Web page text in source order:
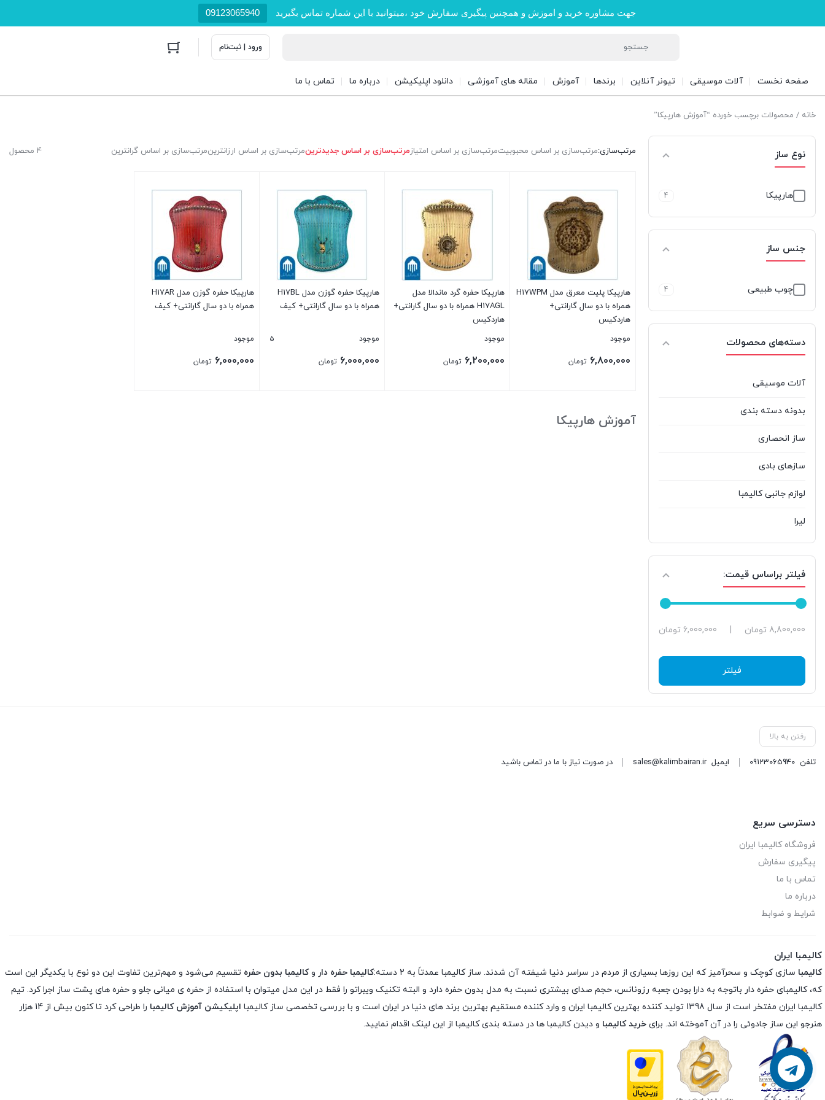
جهت مشاوره خرید و اموزش و همچنین پیگیری سفارش خود ،میتوانید با این شماره تماس بگیرید 09123065940
ورود | ثبت‌نام
صفحه نخست آلات موسیقی تیونر آنلاین برندها آموزش مقاله های آموزشی دانلود اپلیکیشن درباره ما تماس با ما
خانه / محصولات برچسب خورده “آموزش هارپیکا”
نوع ساز
هارپیکا 4
جنس ساز
چوب طبیعی 4
دسته‌های محصولات
آلات موسیقی
بدونه دسته بندی
ساز انحصاری
سازهای بادی
لوازم جانبی کالیمبا
لیرا
فیلتر براساس قیمت:
حداقل
حداکثر
6,000,000 تومان | 8,800,000 تومان
فیلتر
4 محصول مرتب‌سازی:مرتب‌سازی بر اساس محبوبیتمرتب‌سازی بر اساس امتیازمرتب‌سازی بر اساس جدیدترینمرتب‌سازی بر اساس ارزانترینمرتب‌سازی بر اساس گرانترین
هارپیکا پلیت معرق مدل H17WPM
همراه با دو سال گارانتی+
هاردکیس
موجود
6,800,000 تومان
هارپیکا حفره گرد ماندالا مدل
H17AGL همراه با دو سال گارانتی+
هاردکیس
موجود
6,200,000 تومان
هارپیکا حفره گوزن مدل H17BL
همراه با دو سال گارانتی+ کیف
موجود 5
6,000,000 تومان
هارپیکا حفره گوزن مدل H17AR
همراه با دو سال گارانتی+ کیف
موجود
6,000,000 تومان
آموزش هارپیکا
پشتیبانی
رفتن به بالا
تلفن 09123065940 ایمیلsales@kalimbairan.ir در صورت نیاز با ما در تماس باشید
دسترسی سریع
فروشگاه کالیمبا ایران
پیگیری سفارش
تماس با ما
درباره ما
شرایط و ضوابط
کالیمبا ایران
کالیمبا سازی کوچک و سحرآمیز که این روزها بسیاری از مردم در سراسر دنیا شیفته آن شدند. ساز کالیمبا عمدتاً به ۲ دسته: کالیمبا حفره دار وکالیمبا بدون حفره تقسیم می‌شود و مهم‌ترین تفاوت این دو نوع با یکدیگر این است
که، کالیمبای حفره دار باتوجه به دارا بودن جعبه رزونانس، حجم صدای بیشتری نسبت به مدل بدون حفره دارد و البته تکنیک ویبراتو را فقط در این مدل میتوان با استفاده از حفره ی میانی جلو و حفره های پشت ساز اجرا کرد. تیم
کالیمبا ایران مفتخر است از سال 1398 تولید کننده بهترین کالیمبا ایران و وارد کننده مستقیم بهترین برند های دنیا در ایران است و با بررسی تخصصی ساز کالیمبا
اپلیکیشن آموزش کالیمبا
را طراحی کرد تا کنون بیش از 14 هزار
هنرجو این ساز جادوئی را در آن آموخته اند. برای خرید کالیمبا و دیدن کالیمبا ها در دسته بندی کالیمبا از این لینک اقدام نمایید.